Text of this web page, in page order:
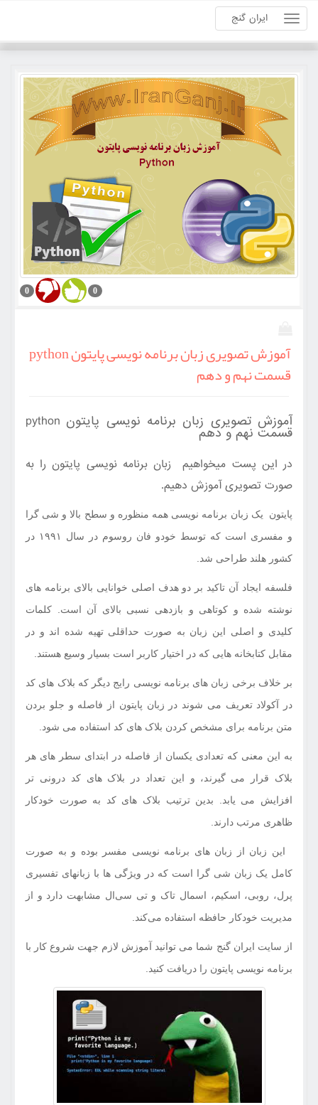
ایران گنج
0
0
آموزش تصویری زبان برنامه نویسی پایتون python
قسمت نهم و دهم
آموزش تصویری زبان برنامه نویسی پایتون python
قسمت نهم و دهم
در این پست میخواهیم زبان برنامه نویسی پایتون را به
صورت تصویری آموزش دهیم.
پایتون یک زبان برنامه‌ نویسی همه منظوره و سطح بالا و شی گرا
و مفسری است که توسط خودو فان روسوم در سال ۱۹۹۱ در
کشور هلند طراحی شد.
فلسفه ایجاد آن تاکید بر دو هدف اصلی خوانایی بالای برنامه‌ های
نوشته شده و کوتاهی و بازدهی نسبی بالای آن است. کلمات
کلیدی و اصلی این زبان به صورت حداقلی تهیه شده‌ اند و در
مقابل کتابخانه‌ هایی که در اختیار کاربر است بسیار وسیع هستند.
بر خلاف برخی زبان‌ های برنامه‌ نویسی رایج دیگر که بلاک‌ های کد
در آکولاد تعریف می‌ شوند در زبان پایتون از فاصله و جلو بردن
متن برنامه برای مشخص کردن بلاک‌ های کد استفاده می‌ شود.
به این معنی که تعدادی یکسان از فاصله در ابتدای سطر های هر
بلاک قرار می‌ گیرند، و این تعداد در بلاک‌ های کد درونی‌ تر
افزایش می‌ یابد. بدین ترتیب بلاک‌ های کد به صورت خودکار
ظاهری مرتب دارند.
این زبان از زبان‌ های برنامه نویسی مفسر بوده و به صورت
کامل یک زبان شی‌ گرا است که در ویژگی‌ ها با زبانهای تفسیری
پرل، روبی، اسکیم، اسمال‌ تاک و تی‌ سی‌ال مشابهت دارد و از
مدیریت خودکار حافظه استفاده می‌کند.
از سایت ایران گنج شما می توانید آموزش لازم جهت شروع کار با
برنامه نویسی پایتون را دریافت کنید.